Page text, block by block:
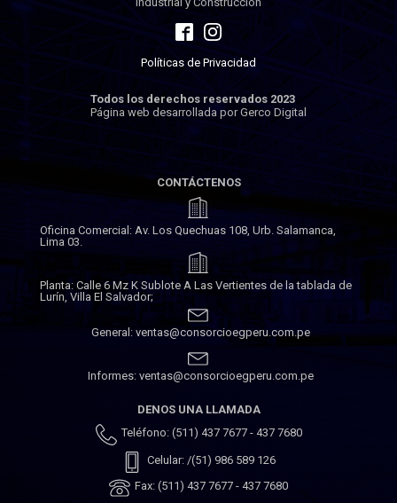
Políticas de Privacidad
Todos los derechos reservados 2023
Página web desarrollada por Gerco Digital
CONTÁCTENOS
Oficina Comercial: Av. Los Quechuas 108, Urb. Salamanca,
Lima 03.
Planta: Calle 6 Mz K Sublote A Las Vertientes de la tablada de
Lurín, Villa El Salvador;
General: ventas@consorcioegperu.com.pe
Informes: ventas@consorcioegperu.com.pe
DENOS UNA LLAMADA
Teléfono: (511) 437 7677 - 437 7680
Celular: /(51) 986 589 126
Fax: (511) 437 7677 - 437 7680